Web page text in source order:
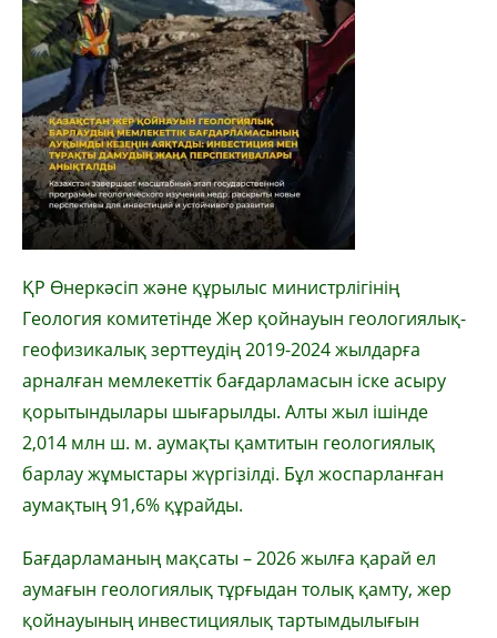
ҚР Өнеркәсіп және құрылыс министрлігінің
Геология комитетінде Жер қойнауын геологиялық-
геофизикалық зерттеудің 2019-2024 жылдарға
арналған мемлекеттік бағдарламасын іске асыру
қорытындылары шығарылды. Алты жыл ішінде
2,014 млн ш. м. аумақты қамтитын геологиялық
барлау жұмыстары жүргізілді. Бұл жоспарланған
аумақтың 91,6% құрайды.
Бағдарламаның мақсаты – 2026 жылға қарай ел
аумағын геологиялық тұрғыдан толық қамту, жер
қойнауының инвестициялық тартымдылығын